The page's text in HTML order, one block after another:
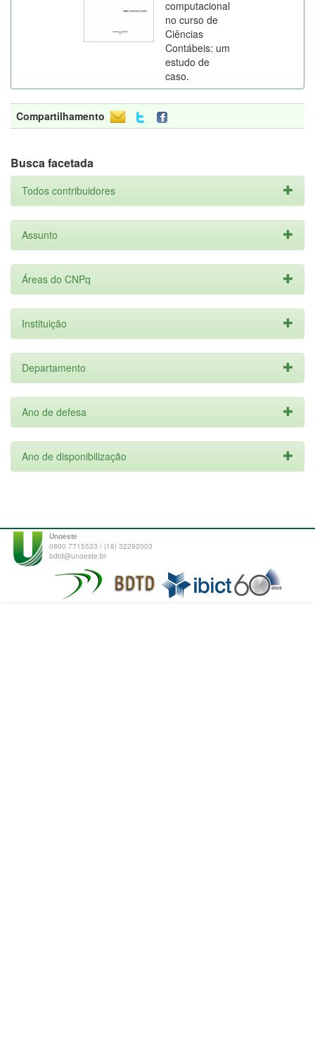
computacional
no curso de
Ciências
Contábeis: um
estudo de
caso.
Compartilhamento
Busca facetada
Todos contribuidores
Assunto
Áreas do CNPq
Instituição
Departamento
Ano de defesa
Ano de disponibilização
Unoeste
0800 7715533 / (18) 32292003
bdtd@unoeste.br